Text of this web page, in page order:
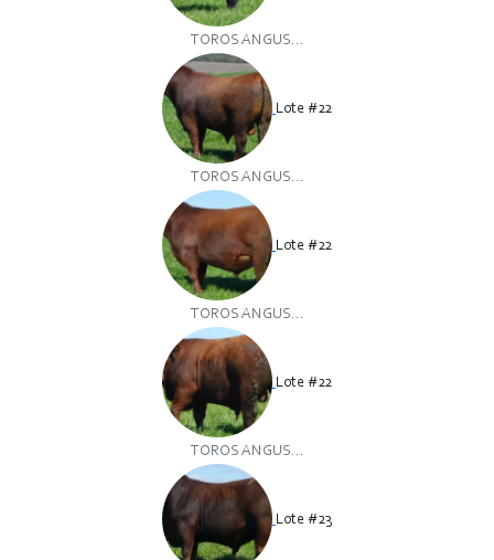
TOROS ANGUS...
Lote #22
TOROS ANGUS...
Lote #22
TOROS ANGUS...
Lote #22
TOROS ANGUS...
Lote #23